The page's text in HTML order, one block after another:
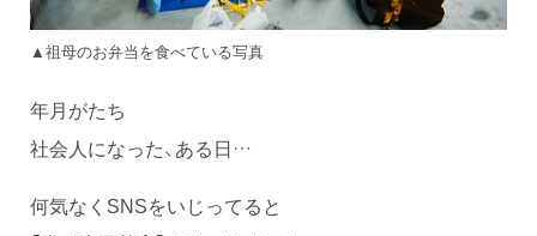
▲祖母のお弁当を食べている写真
年月がたち
社会人になった、ある日…
何気なくSNSをいじってると